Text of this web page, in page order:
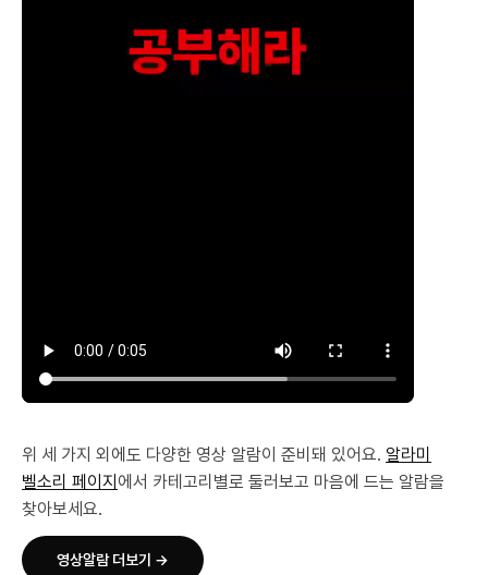
위 세 가지 외에도 다양한 영상 알람이 준비돼 있어요. 알라미
벨소리 페이지에서 카테고리별로 둘러보고 마음에 드는 알람을
찾아보세요.
영상알람 더보기 →